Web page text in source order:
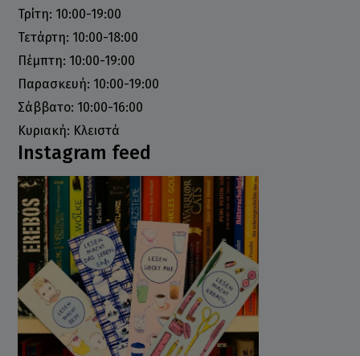
Τρίτη: 10:00-19:00
Τετάρτη: 10:00-18:00
Πέμπτη: 10:00-19:00
Παρασκευή: 10:00-19:00
Σάββατο: 10:00-16:00
Κυριακή: Κλειστά
Instagram feed